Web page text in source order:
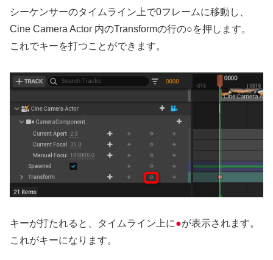
シーケンサーのタイムライン上で0フレームに移動し、
Cine Camera Actor 内のTransformの行の○を押します。
これでキーを打つことができます。
キーが打たれると、タイムライン上に●が表示されます。
これがキーになります。